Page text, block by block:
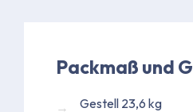
Packmaß und
Gestell 23,6 kg